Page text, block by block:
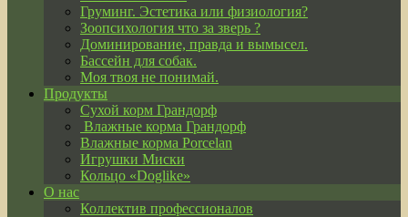
Груминг. Эстетика или физиология?
Зоопсихология что за зверь ?
Доминирование, правда и вымысел.
Бассейн для собак.
Моя твоя не понимай.
Продукты
Сухой корм Грандорф
Влажные корма Грандорф
Влажные корма Porcelan
Игрушки Миски
Кольцо «Doglike»
О нас
Коллектив профессионалов